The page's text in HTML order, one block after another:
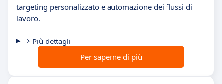
targeting personalizzato e automazione dei flussi di
lavoro.
Più dettagli
Per saperne di più